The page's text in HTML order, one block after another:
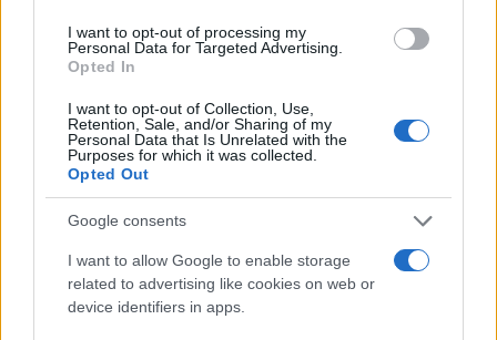
I want to opt-out of processing my
Personal Data for Targeted Advertising.
Opted In
I want to opt-out of Collection, Use,
Retention, Sale, and/or Sharing of my
Personal Data that Is Unrelated with the
Purposes for which it was collected.
Opted Out
Google consents
I want to allow Google to enable storage
related to advertising like cookies on web or
device identifiers in apps.
Brent chute de 8,3 % : le pétrole en net repli malgré un or
résilient